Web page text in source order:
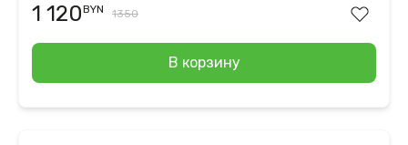
1 120BYN 1350
В корзину